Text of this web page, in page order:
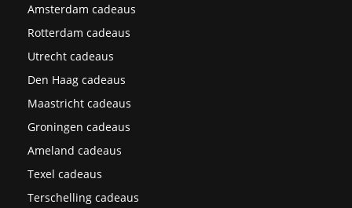
Amsterdam cadeaus
Rotterdam cadeaus
Utrecht cadeaus
Den Haag cadeaus
Maastricht cadeaus
Groningen cadeaus
Ameland cadeaus
Texel cadeaus
Terschelling cadeaus